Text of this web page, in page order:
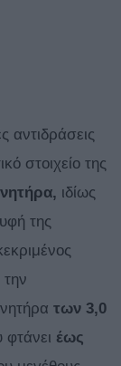
αντιδράσεις
στοιχείο της
ιδίως
της
των 3,0
φτάνει έως